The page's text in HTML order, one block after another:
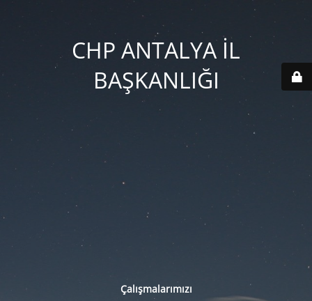
CHP ANTALYA İL
BAŞKANLIĞI
Çalışmalarımızı